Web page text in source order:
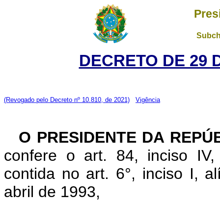
DECRETO DE 29
(Revogado pelo Decreto nº 10.810, de 2021) Vigência
O PRESIDENTE DA
confere o art. 84, inciso
contida no art. 6°, inciso I,
abril de 1993,